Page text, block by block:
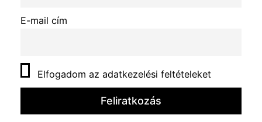
E-mail cím
Elfogadom az adatkezelési feltételeket